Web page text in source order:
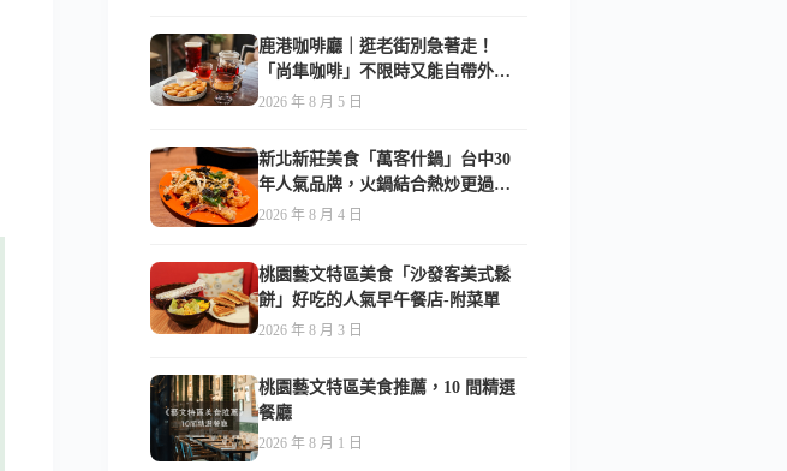
鹿港咖啡廳｜逛老街別急著走！
「尚隼咖啡」不限時又能自帶外
食，難怪在地人天天報到-附菜單
2026 年 8 月 5 日
新北新莊美食「萬客什鍋」台中30
年人氣品牌，火鍋結合熱炒更過
癮！-附菜單
2026 年 8 月 4 日
桃園藝文特區美食「沙發客美式鬆
餅」好吃的人氣早午餐店-附菜單
2026 年 8 月 3 日
桃園藝文特區美食推薦，10 間精選
餐廳
2026 年 8 月 1 日